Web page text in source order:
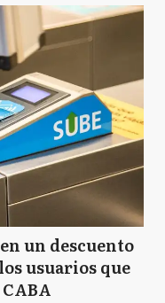
un descuento
usuarios que